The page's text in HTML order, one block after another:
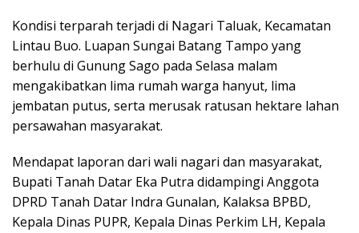
Kondisi terparah terjadi di Nagari Taluak, Kecamatan
Lintau Buo. Luapan Sungai Batang Tampo yang
berhulu di Gunung Sago pada Selasa malam
mengakibatkan lima rumah warga hanyut, lima
jembatan putus, serta merusak ratusan hektare lahan
persawahan masyarakat.
Mendapat laporan dari wali nagari dan masyarakat,
Bupati Tanah Datar Eka Putra didampingi Anggota
DPRD Tanah Datar Indra Gunalan, Kalaksa BPBD,
Kepala Dinas PUPR, Kepala Dinas Perkim LH, Kepala